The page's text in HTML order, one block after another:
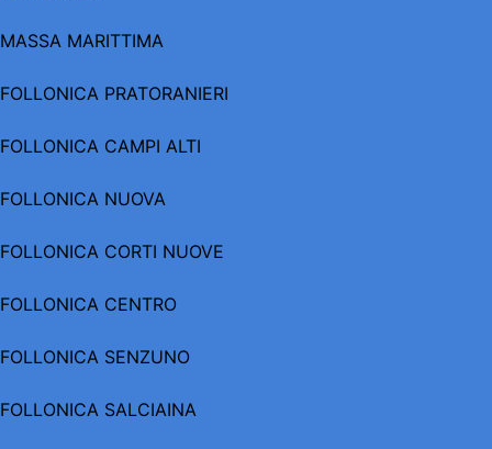
MASSA MARITTIMA
FOLLONICA PRATORANIERI
FOLLONICA CAMPI ALTI
FOLLONICA NUOVA
FOLLONICA CORTI NUOVE
FOLLONICA CENTRO
FOLLONICA SENZUNO
FOLLONICA SALCIAINA